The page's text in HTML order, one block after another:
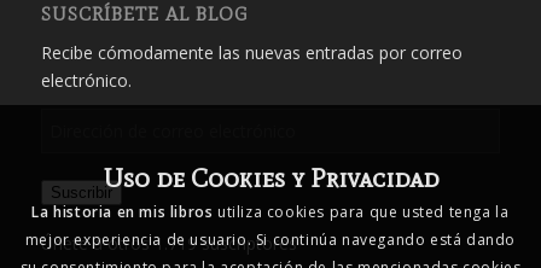
SUSCRÍBETE AL BLOG
Recibe cómodamente las nuevas entradas por correo
electrónico.
correo
electrónico
Suscribir
Únete a otros 1.719 suscriptores
Uso de Cookies y Privacidad
La historia en mis libros utiliza cookies para que usted tenga la
mejor experiencia de usuario. Si continúa navegando está dando